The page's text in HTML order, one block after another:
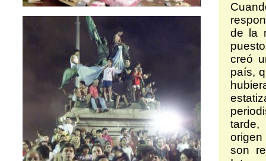
de la
creó
país,
tarde,
origen
son